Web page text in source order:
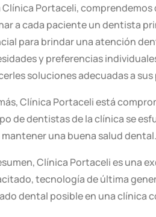
Clínica Portaceli,
a cada paciente un dentista
para brindar una atención
y preferencias
soluciones adecuadas a
Clínica Portaceli está
de dentistas de la clínica se
mantener una buena salud dental.
Clínica Portaceli es una
tecnología de última
dental posible en una clínica